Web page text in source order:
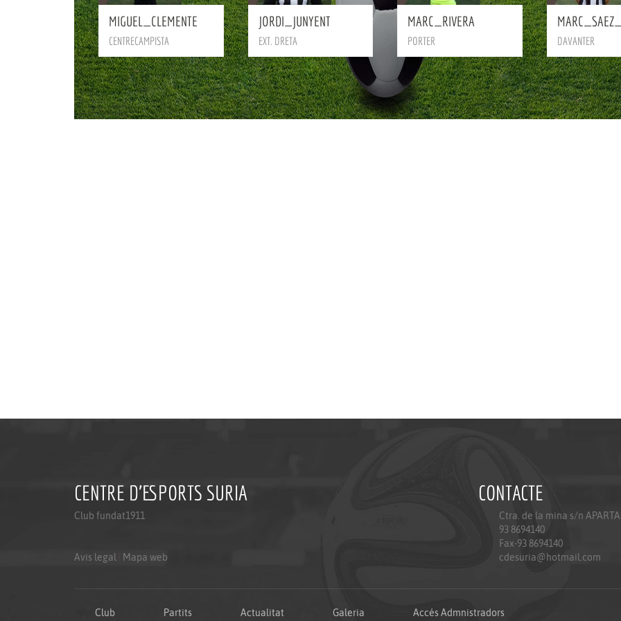
MIGUEL_CLEMENTE
CENTRECAMPISTA
JORDI_JUNYENT
EXT. DRETA
MARC_RIVERA
PORTER DAVANTER
CENTRE D'ESPORTS SURIA
Club fundat1911
Avis legal Mapa web
CONTACTE
Ctra. de la mina s/n
93 8694140
Fax-93 8694140
cdesuria@hotmail.com
Club Partits Actualitat Galeria Accés Admnistradors